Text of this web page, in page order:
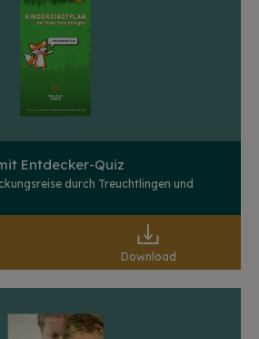
Entdecker-Quiz
durch Treuchtlingen und
Download